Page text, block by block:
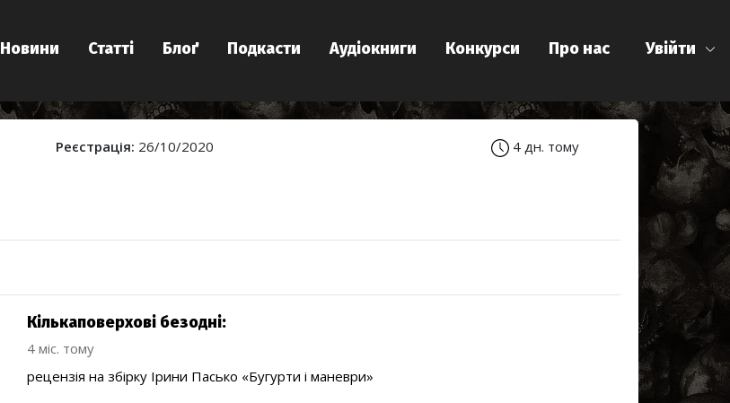
Увійти
Новини Статті Блоґ Подкасти Аудіокниги Конкурси Про нас
Реєстрація: 26/10/2020 4 дн. тому
Кількаповерхові безодні:
4 міс. тому
рецензія на збірку Ірини Пасько «Бугурти і маневри»